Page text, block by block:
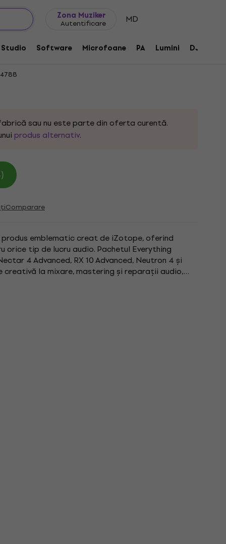
Zona Muziker
Autentificare MD
Studio Software Microfoane PA Lumini DJ
UPG from any Music Prod. Suite
sau nu este parte din oferta curentă.
produs alternativ.
Comparare
emblematic creat de iZotope, oferind
orice tip de lucru audio. Pachetul Everything
4 Advanced, RX 10 Advanced, Neutron 4 și
la mixare, mastering și reparații audio,
dvs. cu...